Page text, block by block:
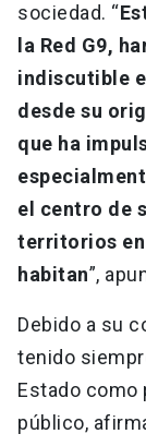
sociedad. “
la Red G9,
indiscutible
desde su
que ha
el centro de
territorios en
habitan”,
Debido a su
tenido
Estado como
público,